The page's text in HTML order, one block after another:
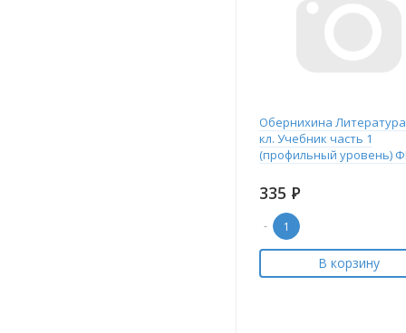
Обернихина
кл. Учебник часть 1
(профильный уровень)
335 Р
-
В корзину